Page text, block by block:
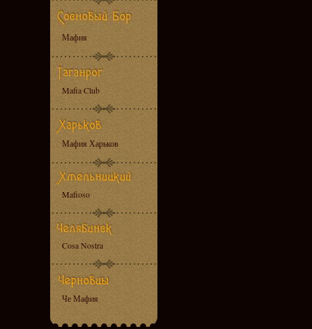
Мафия
Mafia Club
Мафия Харьков
Mafioso
Cosa Nostra
Че Мафия